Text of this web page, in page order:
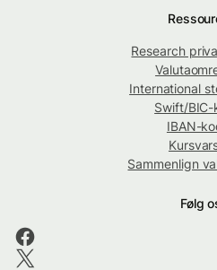
Research
International
Swift/
IBAN-
Sammenlign
Følg